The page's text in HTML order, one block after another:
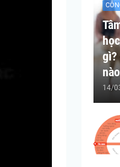
gì?
14/